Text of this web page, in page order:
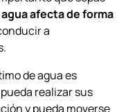
afecta de forma
a
de agua es
realizar sus
y pueda moverse